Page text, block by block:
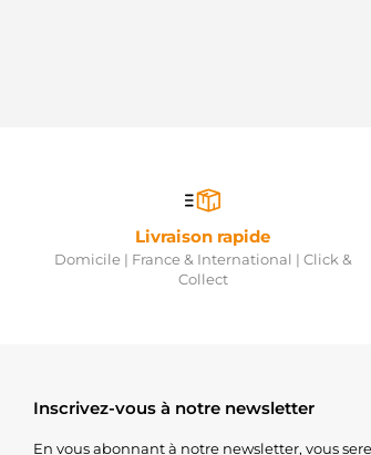
Livraison rapide
Domicile | France & International | Click &
Collect
Inscrivez-vous à notre newsletter
En vous abonnant à notre newsletter, vous